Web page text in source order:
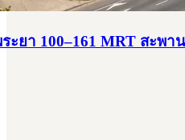
ยา 100–161 MRT สะพา